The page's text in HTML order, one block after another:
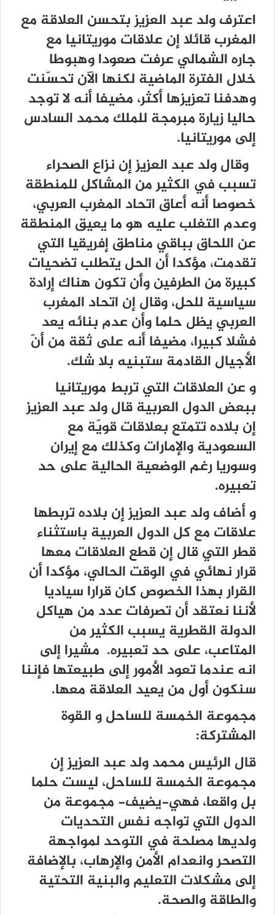
اعترف ولد عبد العزيز بتحسن العلاقة مع
المغرب قائلا إن علاقات موريتانيا مع
جاره الشمالي عرفت صعودا وهبوطا
خلال الفترة الماضية لكنها الآن تحسّنت
وهدفنا تعزيزها أكثر، مضيفا أنه لا توجد
حاليا زيارة مبرمجة للملك محمد السادس
إلى موريتانيا.
وقال ولد عبد العزيز إن نزاع الصحراء
تسبب في الكثير من المشاكل للمنطقة
خصوصا أنه أعاق اتحاد المغرب العربي،
وعدم التغلب عليه هو ما يعيق المنطقة
عن اللحاق بباقي مناطق إفريقيا التي
تقدمت، مؤكدا أن الحل يتطلب تضحيات
كبيرة من الطرفين وأن تكون هناك إرادة
سياسية للحل، وقال إن اتحاد المغرب
العربي يظل حلما وأن عدم بنائه يعد
فشلا كبيرا، مضيفا أنه على ثقة من أنّ
الأجيال القادمة ستبنيه بلا شك.
و عن العلاقات التي تربط موريتانيا
ببعض الدول العربية قال ولد عبد العزيز
إن بلاده تتمتع بعلاقات قويّة مع
السعودية والإمارات وكذلك مع إيران
وسوريا رغم الوضعية الحالية على حد
تعبيره.
و أضاف ولد عبد العزيز إن بلاده تربطها
علاقات مع كل الدول العربية باستثناء
قطر التي قال إن قطع العلاقات معها
قرار نهائي في الوقت الحالي، مؤكدا أن
القرار بهذا الخصوص كان قرارا سياديا
لأننا نعتقد أن تصرفات عدد من هياكل
الدولة القطرية يسبب الكثير من
المتاعب، على حد تعبيره. مشيرا إلى
انه عندما تعود الأمور إلى طبيعتها فإننا
سنكون أول من يعيد العلاقة معها.
مجموعة الخمسة للساحل و القوة
المشتركة:
قال الرئيس محمد ولد عبد العزيز إن
مجموعة الخمسة للساحل، ليست حلما
بل واقعا، فهي-يضيف- مجموعة من
الدول التي تواجه نفس التحديات
ولديها مصلحة في التوحد لمواجهة
التصحر وانعدام الأمن والإرهاب، بالإضافة
إلى مشكلات التعليم والبنية التحتية
والطاقة والصحة.